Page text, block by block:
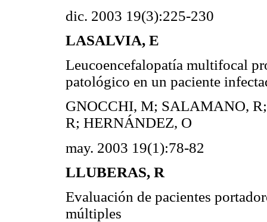
dic. 2003 19(3):225-230
LASALVIA, E
Leucoencefalopatía multifocal
patológico en un paciente
GNOCCHI, M; SALAMANO,
R; HERNÁNDEZ, O
may. 2003 19(1):78-82
LLUBERAS, R
Evaluación de pacientes
múltiples